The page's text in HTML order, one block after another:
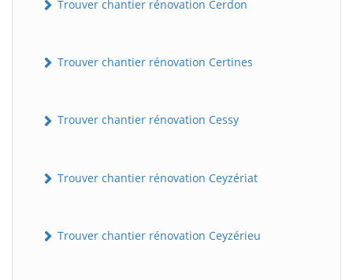
Trouver chantier rénovation Cerdon
Trouver chantier rénovation Certines
Trouver chantier rénovation Cessy
Trouver chantier rénovation Ceyzériat
Trouver chantier rénovation Ceyzérieu